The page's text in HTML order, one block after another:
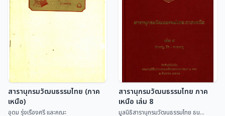
มูลนิธิสารานุกรมวัฒนธรรมไทย
สารานุกรมวัฒนธรรมไทย (ภาค
เหนือ)
อุดม รุ่งเรืองศรี และคณะ
สารานุกรมวัฒนธรรมไทย ภาค
เหนือ เล่ม 8
มูลนิธิสารานุกรมวัฒนธรรมไทย ธน...